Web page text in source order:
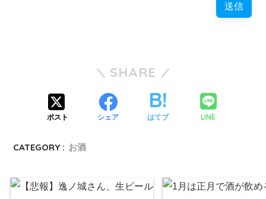
SHARE
ポスト シェア はてブ LINE
CATEGORY : お酒